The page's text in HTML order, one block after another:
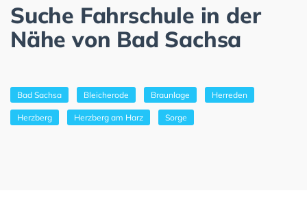
Suche Fahrschule in der
Nähe von Bad Sachsa
Bad Sachsa Bleicherode Braunlage Herreden
Herzberg Herzberg am Harz Sorge